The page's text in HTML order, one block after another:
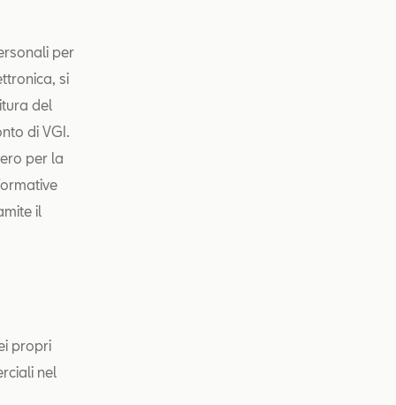
per
si
del
di VGI.
per la
il
propri
nel